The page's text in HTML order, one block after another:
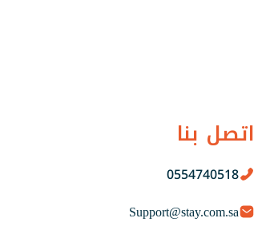
اتصل بنا
0554740518
Support@stay.com.sa